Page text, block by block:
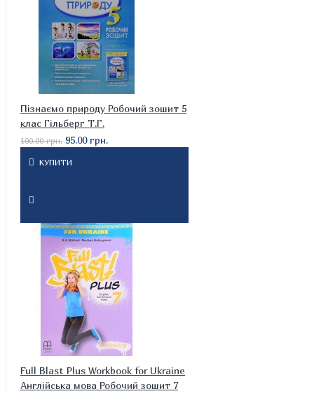
Пізнаємо природу Робочий зошит 5
клас Гільберг Т.Г.
100.00 грн. 95.00 грн.
КУПИТИ
Full Blast Plus Workbook for Ukraine
Англійська мова Робочий зошит 7